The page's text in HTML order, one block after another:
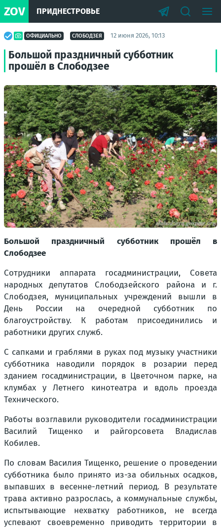
ZOV ПРИДНЕСТРОВЬЕ
ОФИЦИАЛЬНО СЛОБОДЗЕЯ 12 июня 2026, 10:13
Большой праздничный субботник
прошёл в Слободзее
Большой праздничный субботник прошёл в
Слободзее
Сотрудники аппарата госадминистрации, Совета
народных депутатов Слободзейского района и г.
Слободзея, муниципальных учреждений вышли в
День России на очередной субботник по
благоустройству. К работам присоединились и
работники других служб.
С сапками и граблями в руках под музыку участники
субботника наводили порядок в розарии перед
зданием госадминистрации, в Цветочном парке, на
клумбах у Летнего кинотеатра и вдоль проезда
Технического.
Работы возглавили руководители госадминистрации
Василий Тищенко и райгорсовета Владислав
Кобилев.
По словам Василия Тищенко, решение о проведении
субботника было принято из-за обильных осадков,
выпавших в весенне-летний период. В результате
трава активно разрослась, а коммунальные службы,
испытывающие нехватку работников, не всегда
успевают своевременно приводить территории в